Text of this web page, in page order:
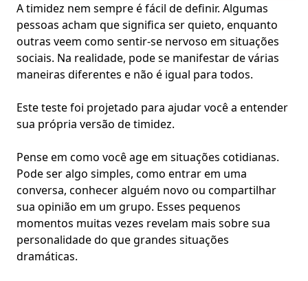
A timidez nem sempre é fácil de definir. Algumas
pessoas acham que significa ser quieto, enquanto
outras veem como sentir-se nervoso em situações
sociais. Na realidade, pode se manifestar de várias
maneiras diferentes e não é igual para todos.
Este teste foi projetado para ajudar você a entender
sua própria versão de timidez.
Pense em como você age em situações cotidianas.
Pode ser algo simples, como entrar em uma
conversa, conhecer alguém novo ou compartilhar
sua opinião em um grupo. Esses pequenos
momentos muitas vezes revelam mais sobre sua
personalidadedo que grandes situações
dramáticas.